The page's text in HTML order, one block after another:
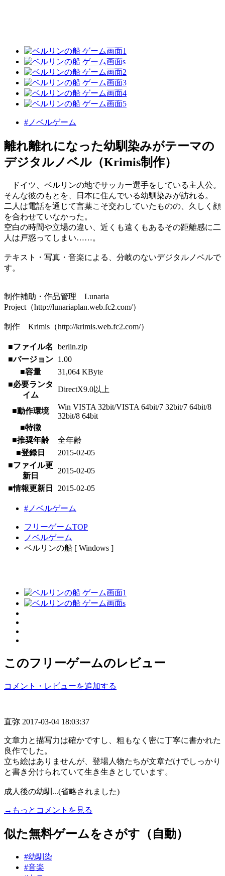
#ノベルゲーム
離れ離れになった幼馴染みがテーマの
デジタルノベル（Krimis制作）
ドイツ、ベルリンの地でサッカー選手をしている主人公。
そんな彼のもとを、日本に住んでいる幼馴染みが訪れる。
二人は電話を通じて言葉こそ交わしていたものの、久しく顔
を合わせていなかった。
空白の時間や立場の違い、近くも遠くもあるその距離感に二
人は戸惑ってしまい……。
テキスト・写真・音楽による、分岐のないデジタルノベルで
す。
制作補助・作品管理 Lunaria
Project（http://lunariaplan.web.fc2.com/）
制作 Krimis（http://krimis.web.fc2.com/）
■ファイル名
berlin.zip
■バージョン 1.00
■容量
31,064 KByte
■必要ランタ
イム
DirectX9.0以上
■動作環境
Win VISTA 32bit/VISTA 64bit/7 32bit/7 64bit/8
32bit/8 64bit
■特徴
■推奨年齢
全年齢
■登録日
2015-02-05
■ファイル更
新日
2015-02-05
■情報更新日 2015-02-05
#ノベルゲーム
フリーゲームTOP
ノベルゲーム
ベルリンの船 [ Windows ]
このフリーゲームのレビュー
コメント・レビューを追加する
直弥 2017-03-04 18:03:37
文章力と描写力は確かですし、粗もなく密に丁寧に書かれた
良作でした。
立ち絵はありませんが、登場人物たちが文章だけでしっかり
と書き分けられていて生き生きとしています。
成人後の幼馴...(省略されました)
→もっとコメントを見る
似た無料ゲームをさがす（自動）
#幼馴染
#音楽